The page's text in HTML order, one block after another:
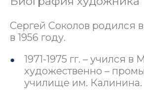
Сергей Соколов родился
в 1956 году.
1971-1975 гг. – учился в
художественно –
училище им. Калинина.